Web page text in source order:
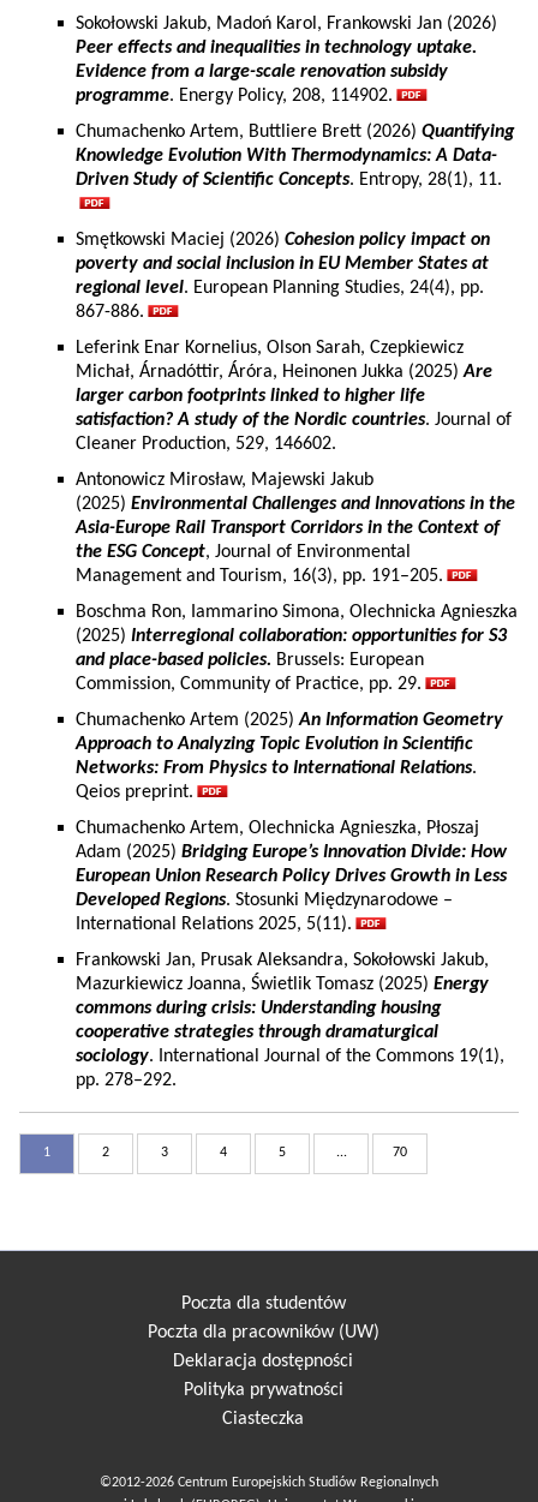
Sokołowski Jakub, Madoń Karol, Frankowski Jan (2026)
Peer effects and inequalities in technology uptake.
Evidence from a large-scale renovation subsidy
programme. Energy Policy, 208, 114902.
Chumachenko Artem, Buttliere Brett (2026) Quantifying
Knowledge Evolution With Thermodynamics: A Data-
Driven Study of Scientific Concepts. Entropy, 28(1), 11.
Smętkowski Maciej (2026) Cohesion policy impact on
poverty and social inclusion in EU Member States at
regional level. European Planning Studies, 24(4), pp.
867-886.
Leferink Enar Kornelius, Olson Sarah, Czepkiewicz
Michał, Árnadóttir, Áróra, Heinonen Jukka (2025)Are
larger carbon footprints linked to higher life
satisfaction? A study of the Nordic countries. Journal of
Cleaner Production, 529, 146602.
Antonowicz Mirosław, Majewski Jakub
(2025) Environmental Challenges and Innovations in the
Asia-Europe Rail Transport Corridors in the Context of
the ESG Concept, Journal of Environmental
Management and Tourism, 16(3), pp. 191–205.
Boschma Ron, Iammarino Simona, Olechnicka Agnieszka
(2025) Interregional collaboration: opportunities for S3
and place-based policies. Brussels: European
Commission, Community of Practice, pp. 29.
Chumachenko Artem (2025)An Information Geometry
Approach to Analyzing Topic Evolution in Scientific
Networks: From Physics to International Relations.
Qeios preprint.
Chumachenko Artem, Olechnicka Agnieszka, Płoszaj
Adam (2025) Bridging Europe’s Innovation Divide: How
European Union Research Policy Drives Growth in Less
Developed Regions. Stosunki Międzynarodowe –
International Relations 2025, 5(11).
Frankowski Jan, Prusak Aleksandra, Sokołowski Jakub,
Mazurkiewicz Joanna, Świetlik Tomasz (2025) Energy
commons during crisis: Understanding housing
cooperative strategies through dramaturgical
sociology. International Journal of the Commons 19(1),
pp. 278–292.
1 2 3 4 5 ... 70
Poczta dla studentów
Poczta dla pracowników (UW)
Deklaracja dostępności
Polityka prywatności
Ciasteczka
©2012-2026 Centrum Europejskich Studiów Regionalnych